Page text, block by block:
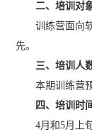
二、培训对
训练营面向
先。
三、培训人
本期训练营
四、培训时间
4月和5月上